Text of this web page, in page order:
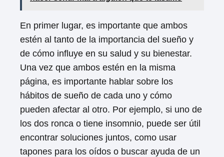
En primer lugar, es importante que ambos
estén al tanto de la importancia del sueño y
de cómo influye en su salud y su bienestar.
Una vez que ambos estén en la misma
página, es importante hablar sobre los
hábitos de sueño de cada uno y cómo
pueden afectar al otro. Por ejemplo, si uno de
los dos ronca o tiene insomnio, puede ser útil
encontrar soluciones juntos, como usar
tapones para los oídos o buscar ayuda de un